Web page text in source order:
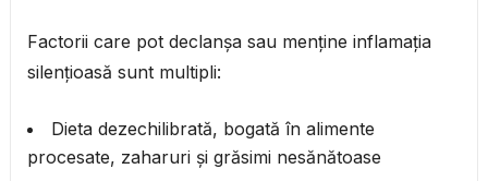
Factorii care pot declanșa sau menține inflamația
silențioasă sunt multipli:
Dieta dezechilibrată, bogată în alimente
procesate, zaharuri și grăsimi nesănătoase